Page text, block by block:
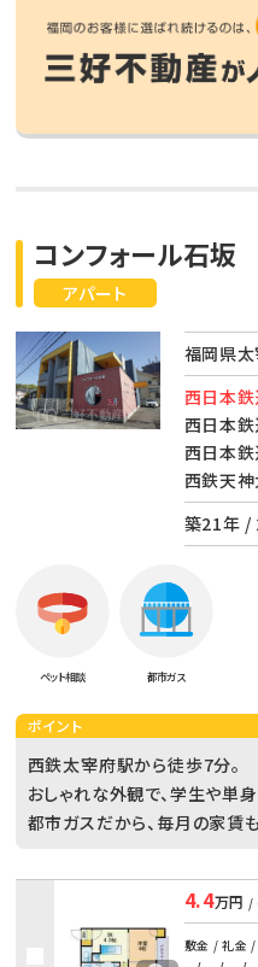
アパート
コンフォール石坂
福岡県
西日本
西日本
西日本
西鉄天
築21年 /
ペット相談 都市ガス
ポイント
西鉄太宰府駅から徒歩7分。
おしゃれな外観で、学生や単
都市ガスだから、毎月の家賃
4.4万円 /
敷金 / 礼金